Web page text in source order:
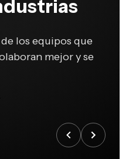
los equipos que
mejor y se